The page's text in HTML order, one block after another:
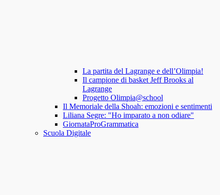
La partita del Lagrange e dell’Olimpia!
Il campione di basket Jeff Brooks al
Lagrange
Progetto Olimpia@school
Il Memoriale della Shoah: emozioni e sentimenti
Liliana Segre: "Ho imparato a non odiare"
GiornataProGrammatica
Scuola Digitale